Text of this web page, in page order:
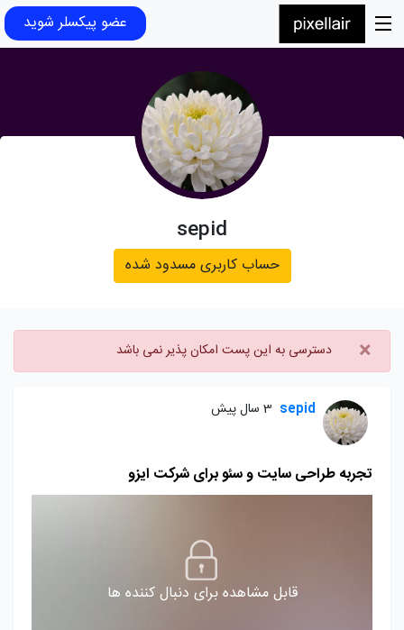
عضو پیکسلر شوید
sepid
حساب کاربری مسدود شده
× دسترسی به این پست امکان پذیر نمی باشد
sepid 3 سال پیش
تجربه طراحی سایت و سئو برای شرکت ایزو
قابل مشاهده برای دنبال کننده ها